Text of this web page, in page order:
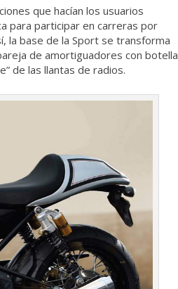
que hacían los usuarios
para participar en carreras por
la base de la Sport se transforma
de amortiguadores con botella
de las llantas de radios.